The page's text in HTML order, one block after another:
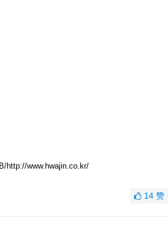
http://www.hwajin.co.kr/
14 赞